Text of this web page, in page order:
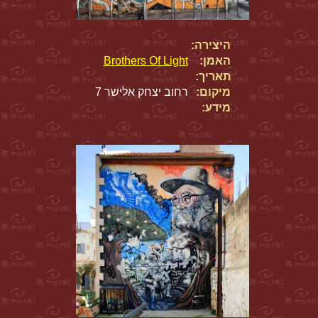
היצירה:
האמן:
Brothers Of Light
תאריך:
מיקום:
רחוב יצחק אלישר 7
מידע: